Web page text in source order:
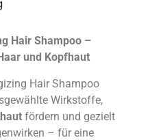
Hair Shampoo –
und Kopfhaut
Hair Shampoo
Wirkstoffe,
fördern und gezielt
– für eine